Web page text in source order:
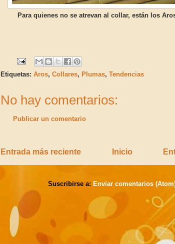
Para quienes no se atrevan al collar, están los
Etiquetas: Aros, Collares, Plumas, Tendencias
No hay comentarios:
Publicar un comentario
Entrada más reciente Inicio
Suscribirse a: Enviar comentarios